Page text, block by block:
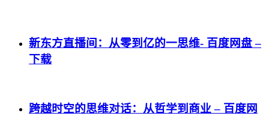
新东方直播间：从零到亿的一思维- 百度网盘 –
下载
跨越时空的思维对话：从哲学到商业 – 百度网